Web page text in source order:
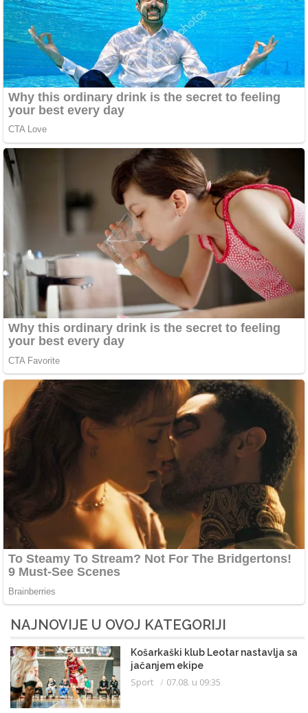
NAJNOVIJE U OVOJ KATEGORIJI
Košarkaški klub Leotar nastavlja sa
jačanjem ekipe
Sport 07.08. u 09:35